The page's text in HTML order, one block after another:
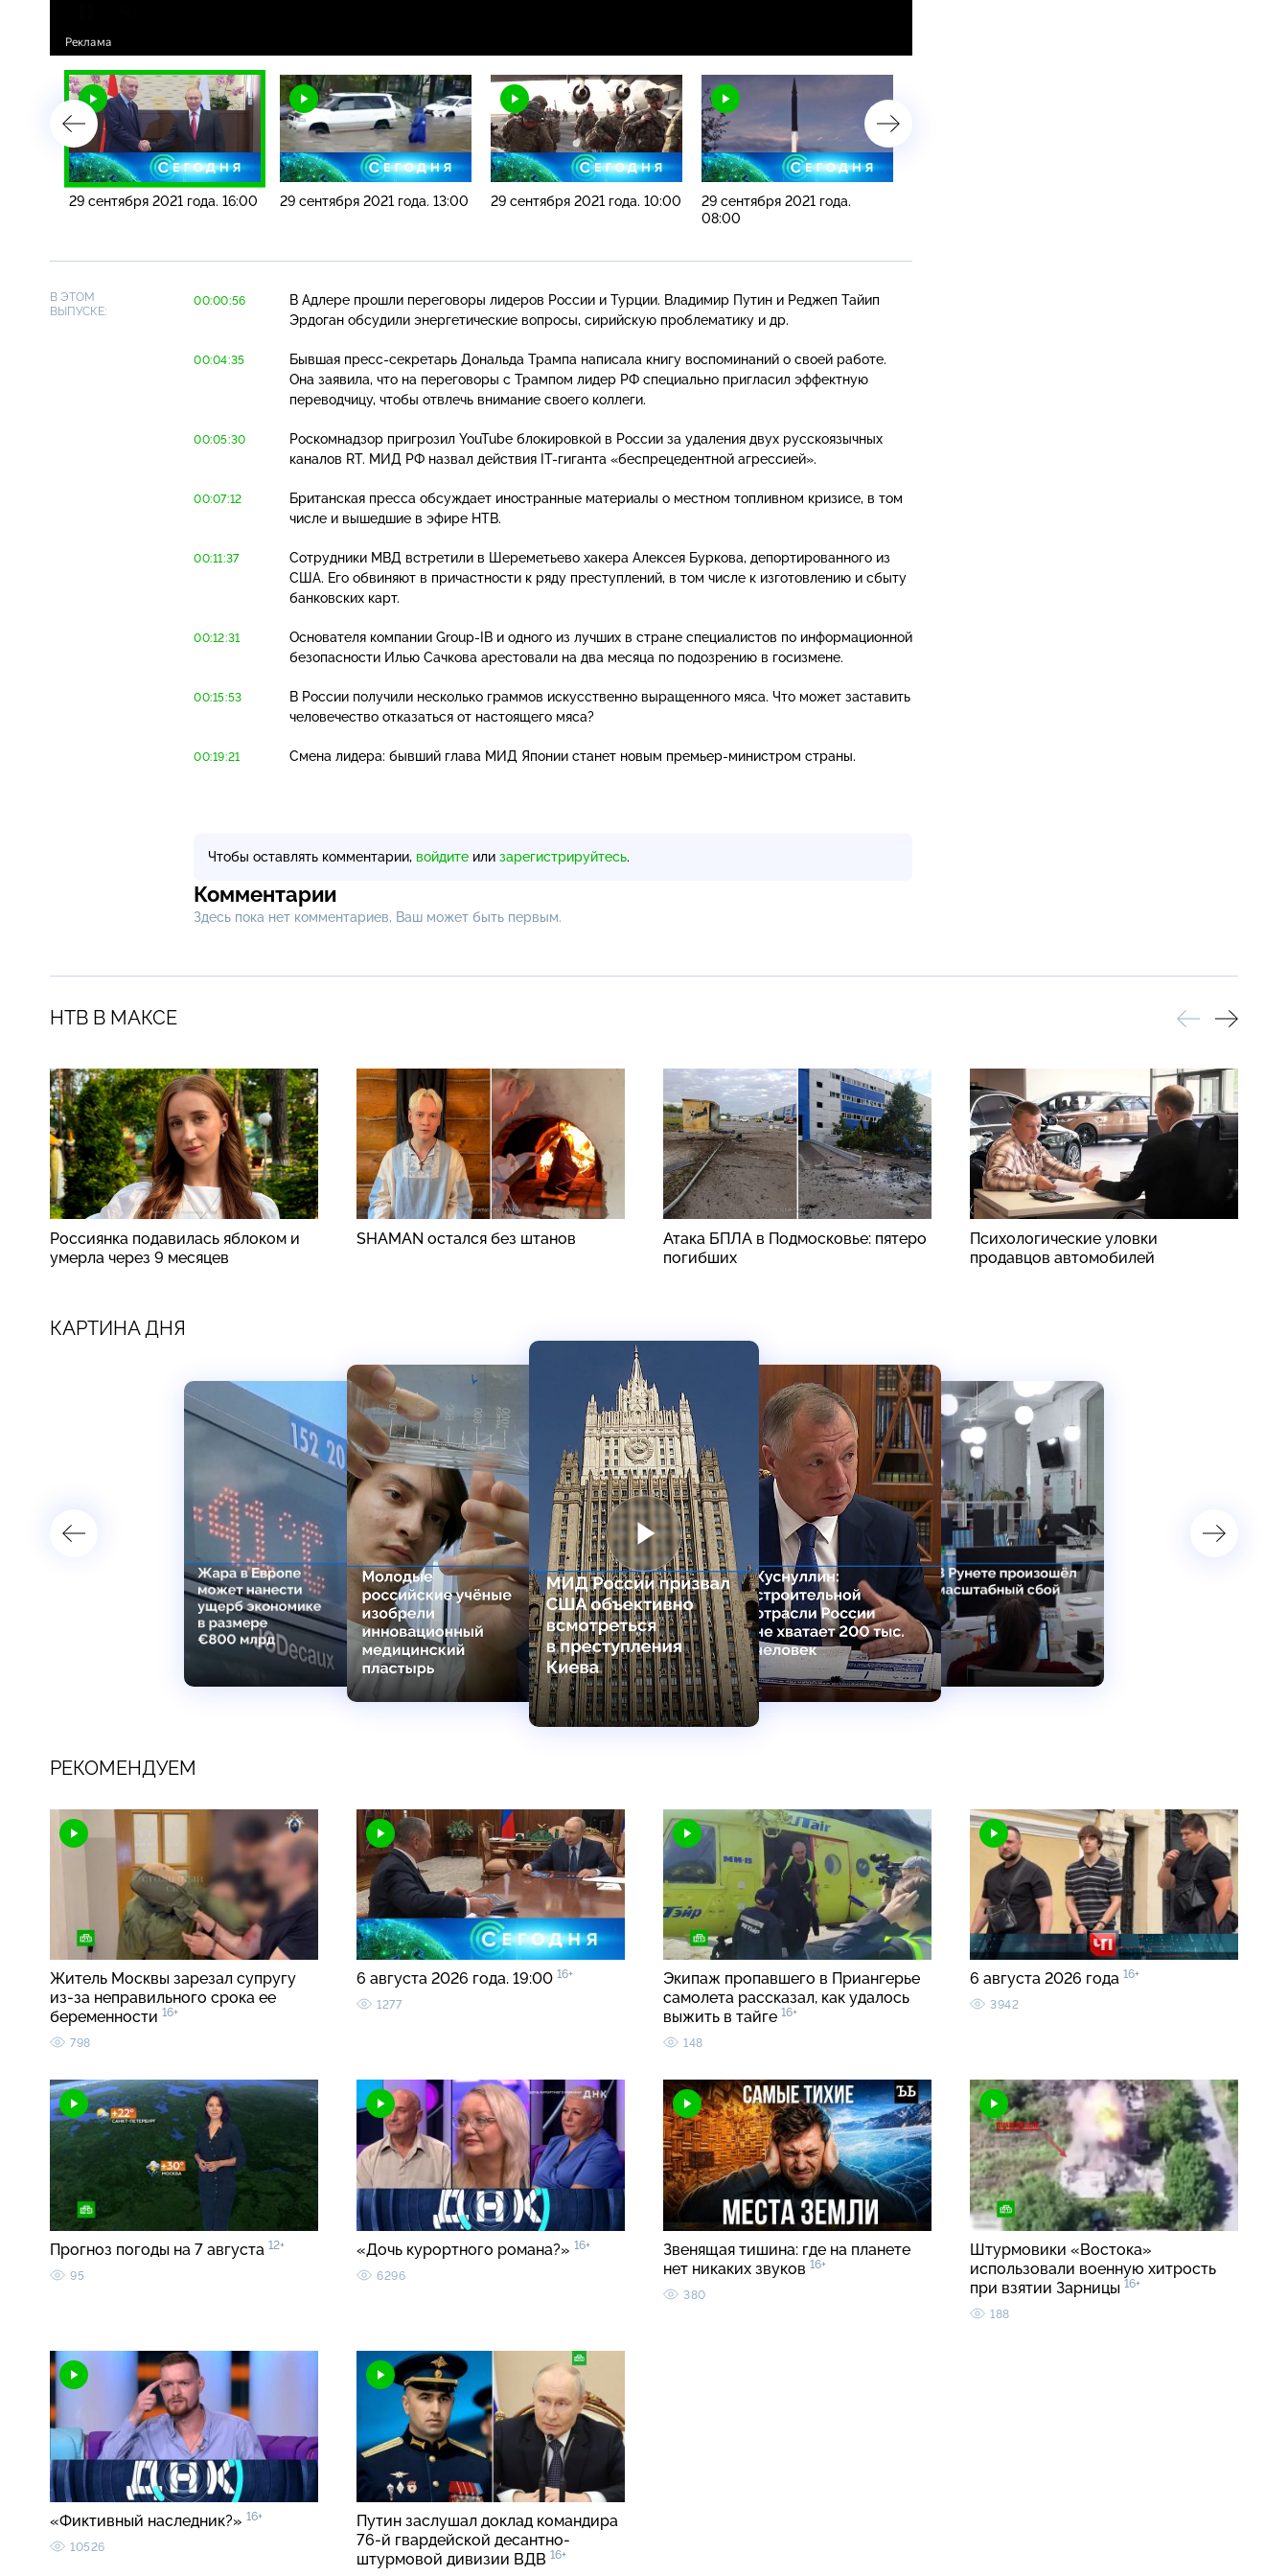
29 сентября 2021 года. 16:00 29 сентября 2021 года. 13:00 29 сентября 2021 года. 10:00
29 сентября 2021 года.
08:00
В ЭТОМ
ВЫПУСКЕ:
00:00:56
В Адлере прошли переговоры лидеров России и Турции. Владимир Путин и Реджеп Тайип
Эрдоган обсудили энергетические вопросы, сирийскую проблематику и др.
00:04:35 Бывшая пресс-секретарь Дональда Трампа написала книгу воспоминаний о своей работе.
Она заявила, что на переговоры с Трампом лидер РФ специально пригласил эффектную
переводчицу, чтобы отвлечь внимание своего коллеги.
00:05:30
Роскомнадзор пригрозил YouTube блокировкой в России за удаления двух русскоязычных
каналов RT. МИД РФ назвал действия IT-гиганта «беспрецедентной агрессией».
00:07:12
Британская пресса обсуждает иностранные материалы о местном топливном кризисе, в том
числе и вышедшие в эфире НТВ.
00:11:37
Сотрудники МВД встретили в Шереметьево хакера Алексея Буркова, депортированного из
США. Его обвиняют в причастности к ряду преступлений, в том числе к изготовлению и сбыту
банковских карт.
00:12:31 Основателя компании Group-IB и одного из лучших в стране специалистов по информационной
безопасности Илью Сачкова арестовали на два месяца по подозрению в госизмене.
00:15:53
В России получили несколько граммов искусственно выращенного мяса. Что может заставить
человечество отказаться от настоящего мяса?
00:19:21 Смена лидера: бывший глава МИД Японии станет новым премьер-министром страны.
Чтобы оставлять комментарии, войдите или зарегистрируйтесь.
Комментарии
Здесь пока нет комментариев, Ваш может быть первым.
НТВ В МАКСЕ
Россиянка подавилась яблоком и
умерла через 9 месяцев
SHAMAN остался без штанов
Атака БПЛА в Подмосковье: пятеро
погибших
Психологические уловки
продавцов автомобилей
КАРТИНА ДНЯ
РЕКОМЕНДУЕМ
Житель Москвы зарезал супругу
из-за неправильного срока ее
беременности 16+
798
6 августа 2026 года. 19:00 16+
1277
Экипаж пропавшего в Приангерье
самолета рассказал, как удалось
выжить в тайге 16+
148
6 августа 2026 года 16+
3942
Прогноз погоды на 7 августа 12+
95
«Дочь курортного романа?» 16+
6296
Звенящая тишина: где на планете
нет никаких звуков 16+
380
Штурмовики «Востока»
использовали военную хитрость
при взятии Зарницы 16+
188
«Фиктивный наследник?» 16+
10526
Путин заслушал доклад командира
76-й гвардейской десантно-
штурмовой дивизии ВДВ 16+